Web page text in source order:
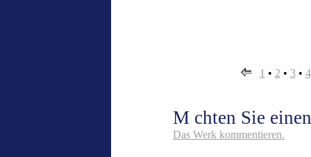
1 • 2 • 3• 4
M chten Sie
Das Werk kommentieren.